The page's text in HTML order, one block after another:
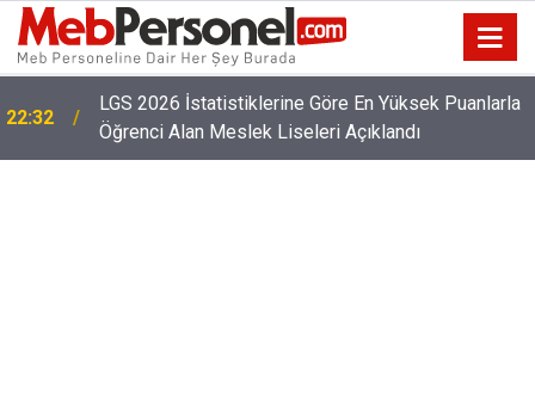
22:02 2026 Öğretmen Norm İhtiyacı Listesi